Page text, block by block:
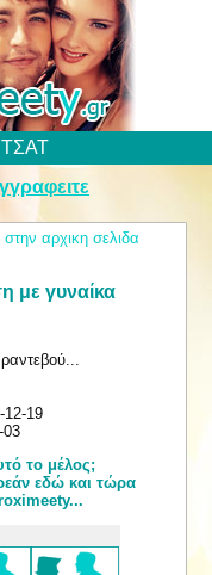
ΤΣΑΤ
αρχικη σελιδα
με γυναίκα
12-19
03
το μέλος;
εδώ και τώρα